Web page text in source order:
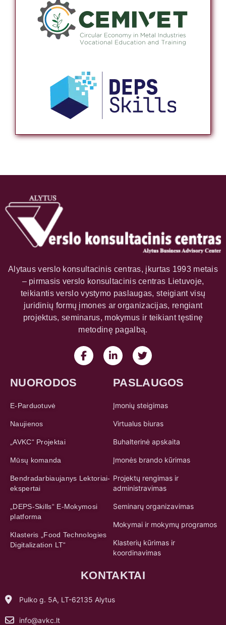
Alytaus verslo konsultacinis centras, įkurtas 1993 metais
– pirmasis verslo konsultacinis centras Lietuvoje,
teikiantis verslo vystymo paslaugas, steigiant visų
juridinių formų įmones ar organizacijas, rengiant
projektus, seminarus, mokymus ir teikiant tęstinę
metodinę pagalbą.
NUORODOS
E-Parduotuvė
Naujienos
„AVKC“ Projektai
Mūsų komanda
Bendradarbiaujanys Lektoriai-
ekspertai
„DEPS-Skills“ E-Mokymosi
platforma
Klasteris „Food Technologies
Digitalization LT“
PASLAUGOS
Įmonių steigimas
Virtualus biuras
Buhalterinė apskaita
Įmonės brando kūrimas
Projektų rengimas ir
administravimas
Seminarų organizavimas
Mokymai ir mokymų programos
Klasterių kūrimas ir
koordinavimas
KONTAKTAI
Pulko g. 5A, LT-62135 Alytus
info@avkc.lt